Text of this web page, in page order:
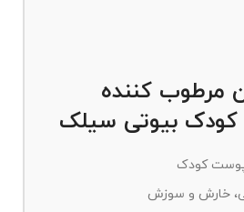
مرطوب کننده
بیوتی سیلک
کودک
خارش و سوزش